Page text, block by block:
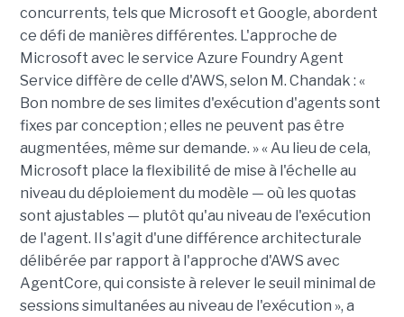
concurrents, tels que Microsoft et Google, abordent
ce défi de manières différentes. L'approche de
Microsoft avec le service Azure Foundry Agent
Service diffère de celle d'AWS, selon M. Chandak : «
Bon nombre de ses limites d'exécution d'agents sont
fixes par conception ; elles ne peuvent pas être
augmentées, même sur demande. » « Au lieu de cela,
Microsoft place la flexibilité de mise à l'échelle au
niveau du déploiement du modèle — où les quotas
sont ajustables — plutôt qu'au niveau de l'exécution
de l'agent. Il s'agit d'une différence architecturale
délibérée par rapport à l'approche d'AWS avec
AgentCore, qui consiste à relever le seuil minimal de
sessions simultanées au niveau de l'exécution », a